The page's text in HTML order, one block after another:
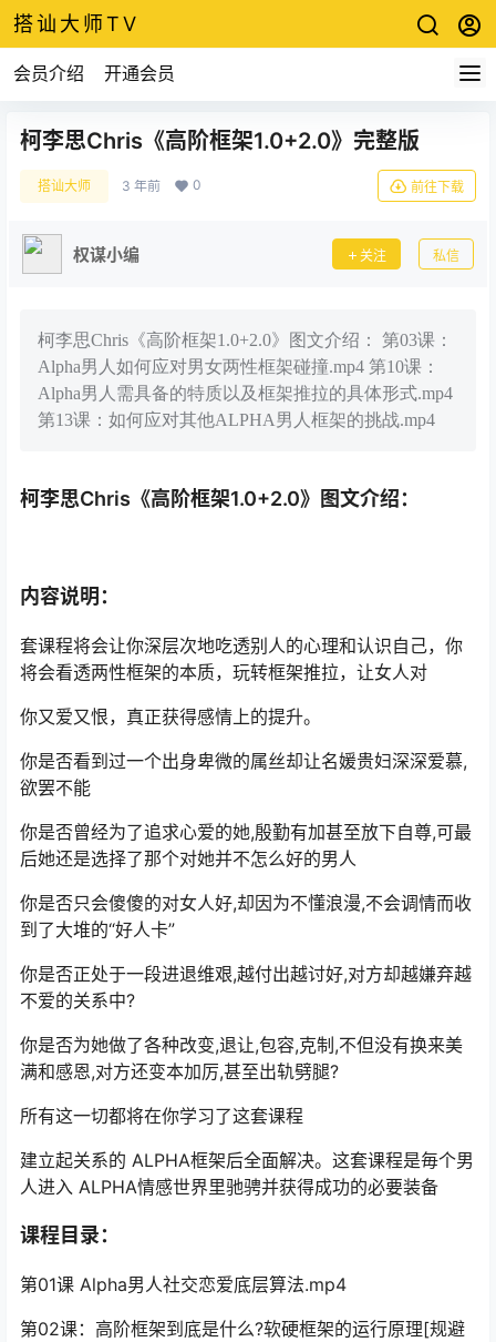
搭讪大师TV
会员介绍 开通会员
柯李思Chris《高阶框架1.0+2.0》完整版
搭讪大师 3 年前 0 前往下载
权谋小编 关注 私信
柯李思Chris《高阶框架1.0+2.0》图文介绍： 第03课：
Alpha男人如何应对男女两性框架碰撞.mp4 第10课：
Alpha男人需具备的特质以及框架推拉的具体形式.mp4
第13课：如何应对其他ALPHA男人框架的挑战.mp4
柯李思Chris《高阶框架1.0+2.0》图文介绍：
内容说明：
套课程将会让你深层次地吃透别人的心理和认识自己，你
将会看透两性框架的本质，玩转框架推拉，让女人对
你又爱又恨，真正获得感情上的提升。
你是否看到过一个出身卑微的属丝却让名媛贵妇深深爱慕,
欲罢不能
你是否曾经为了追求心爱的她,殷勤有加甚至放下自尊,可最
后她还是选择了那个对她并不怎么好的男人
你是否只会傻傻的对女人好,却因为不懂浪漫,不会调情而收
到了大堆的“好人卡”
你是否正处于一段进退维艰,越付出越讨好,对方却越嫌弃越
不爱的关系中?
你是否为她做了各种改变,退让,包容,克制,不但没有换来美
满和感恩,对方还变本加厉,甚至出轨劈腿?
所有这一切都将在你学习了这套课程
建立起关系的 ALPHA框架后全面解决。这套课程是毎个男
人进入 ALPHA情感世界里驰骋并获得成功的必要装备
课程目录：
第01课 Alpha男人社交恋爱底层算法.mp4
第02课：高阶框架到底是什么?软硬框架的运行原理[规避